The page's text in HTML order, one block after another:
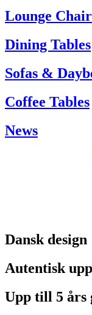
Tel. +45 66 12 14 04
info@carlhansen.dk
Lounge
Dining Tables
Sofas &
Coffee Tables
News
Dansk design
Autentisk
Upp till 5 års